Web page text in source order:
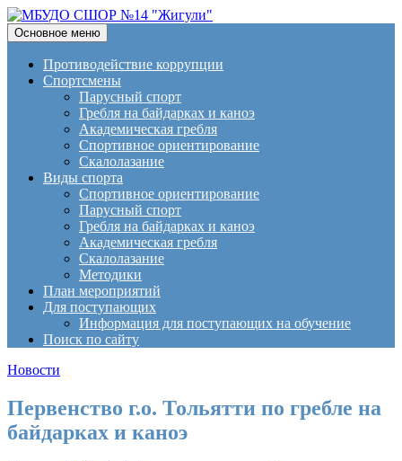
МБУДО СШОР №14
"Жигули"
Поиск
Основное меню Перейти
к
содержимому
Противодействие коррупции
Спортсмены
Парусный спорт
Гребля на байдарках и каноэ
Академическая гребля
Спортивное ориентирование
Скалолазание
Виды спорта
Спортивное ориентирование
Парусный спорт
Гребля на байдарках и каноэ
Академическая гребля
Скалолазание
Методики
План мероприятий
Для поступающих
Информация для поступающих на обучение
Поиск по сайту
Новости
Первенство г.о. Тольятти по гребле на
байдарках и каноэ